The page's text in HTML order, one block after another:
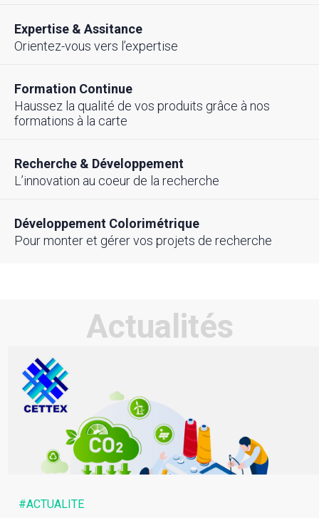
Expertise & Assitance
Orientez-vous vers l’expertise
Formation Continue
Haussez la qualité de vos produits grâce à nos
formations à la carte
Recherche & Développement
L’innovation au coeur de la recherche
Développement Colorimétrique
Pour monter et gérer vos projets de recherche
Actualités
#ACTUALITE